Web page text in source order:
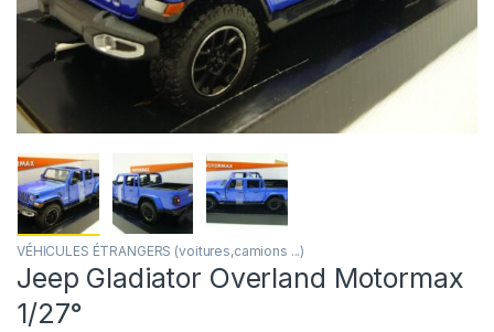
VÉHICULES ÉTRANGERS (voitures,camions ...)
Jeep Gladiator Overland Motormax
1/27°